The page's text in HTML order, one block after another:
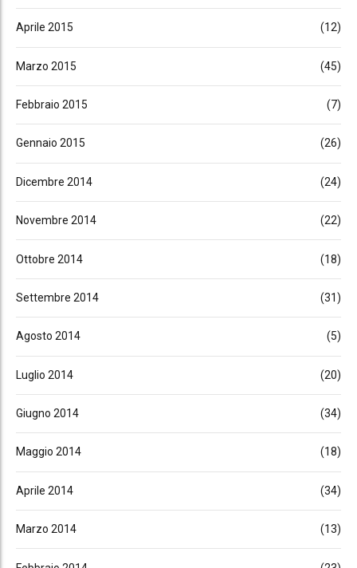
Aprile 2015 (12)
Marzo 2015 (45)
Febbraio 2015 (7)
Gennaio 2015 (26)
Dicembre 2014 (24)
Novembre 2014 (22)
Ottobre 2014 (18)
Settembre 2014 (31)
Agosto 2014 (5)
Luglio 2014 (20)
Giugno 2014 (34)
Maggio 2014 (18)
Aprile 2014 (34)
Marzo 2014 (13)